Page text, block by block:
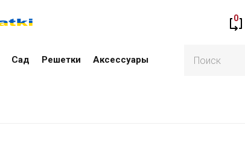
0
Сад Решетки Аксессуары